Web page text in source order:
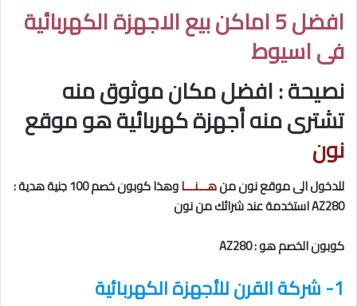
افضل 5 اماكن بيع الاجهزة الكهربائية
فى اسيوط
نصيحة : افضل مكان موثوق منه
تشترى منه أجهزة كهربائية هو موقع
نون
للدخول الى موقع نون منهـــنـــا
وهذا كوبون خصم 100 جنية هدية :
AZ280 استخدمة عند شرائك من نون
كوبون الخصم هو : AZ280
1- شركة القرن للأجهزة الكهربائية